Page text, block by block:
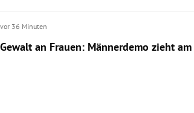
Untermenü
vor 36 Minuten
Gewalt an Frauen: Männerdemo zieht